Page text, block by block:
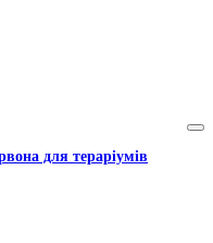
для тераріумів